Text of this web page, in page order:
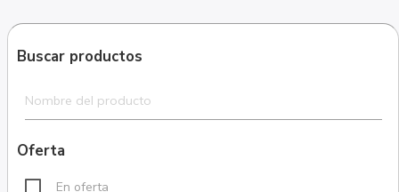
Buscar productos
Oferta
En oferta